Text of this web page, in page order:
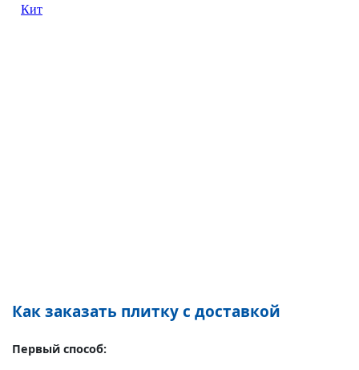
Как заказать плитку с доставкой
Первый способ: